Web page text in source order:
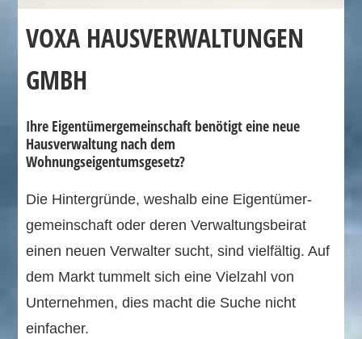
VOXA HAUSVERWALTUNGEN
GMBH
Ihre Eigentümergemeinschaft benötigt eine neue
Hausverwaltung nach dem
Wohnungseigentumsgesetz?
Die Hintergründe, weshalb eine Eigentümer­
gemeinschaft oder deren Verwaltungs­beirat
einen neuen Verwalter sucht, sind vielfältig. Auf
dem Markt tummelt sich eine Vielzahl von
Unternehmen, dies macht die Suche nicht
einfacher.